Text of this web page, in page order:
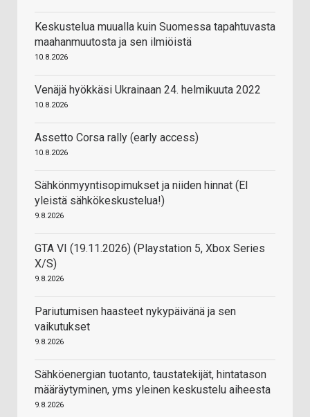
Keskustelua muualla kuin Suomessa tapahtuvasta
maahanmuutosta ja sen ilmiöistä
10.8.2026
Venäjä hyökkäsi Ukrainaan 24. helmikuuta 2022
10.8.2026
Assetto Corsa rally (early access)
10.8.2026
Sähkönmyyntisopimukset ja niiden hinnat (EI
yleistä sähkökeskustelua!)
9.8.2026
GTA VI (19.11.2026) (Playstation 5, Xbox Series
X/S)
9.8.2026
Pariutumisen haasteet nykypäivänä ja sen
vaikutukset
9.8.2026
Sähköenergian tuotanto, taustatekijät, hintatason
määräytyminen, yms yleinen keskustelu aiheesta
9.8.2026